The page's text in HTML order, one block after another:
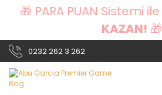
🎁 PARA PUAN Sistemi ile
KAZAN! 🎁
0232 262 3 262